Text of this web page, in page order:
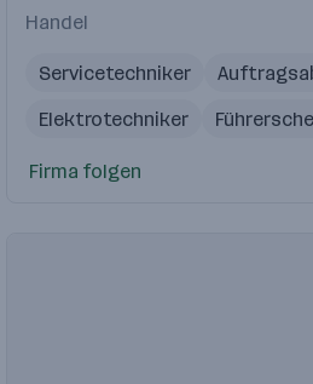
Handel
Servicetechniker
Elektrotechniker
Projektmanagement
Firma folgen